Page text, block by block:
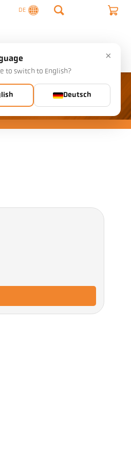
DE
Kontakte ×
to switch to English?
Deutsch